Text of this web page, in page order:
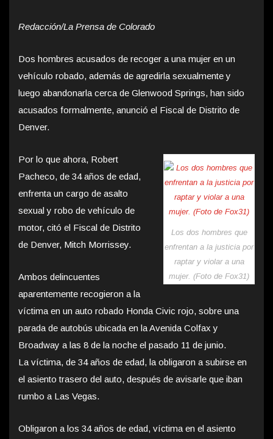
Redacción/La Prensa de Colorado
Dos hombres acusados de recoger a una mujer en un
vehículo robado, además de agredirla sexualmente y
luego abandonarla cerca de Glenwood Springs, han sido
acusados formalmente, anunció el Fiscal de Distrito de
Denver.
Los dos hombres que
enfrentan a la justicia por
raptar y violar a una
mujer. (Foto de Fox31)
Por lo que ahora, Robert
Pacheco, de 34 años de edad,
enfrenta un cargo de asalto
sexual y robo de vehículo de
motor, citó el Fiscal de Distrito
de Denver, Mitch Morrissey.
Ambos delincuentes
aparentemente recogieron a la
víctima en un auto robado Honda Civic rojo, sobre una
parada de autobús ubicada en la Avenida Colfax y
Broadway a las 8 de la noche el pasado 11 de junio.
La víctima, de 34 años de edad, la obligaron a subirse en
el asiento trasero del auto, después de avisarle que iban
rumbo a Las Vegas.
Obligaron a los 34 años de edad, víctima en el asiento